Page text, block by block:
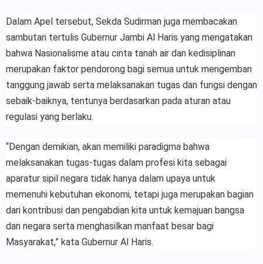
Dalam Apel tersebut, Sekda Sudirman juga membacakan
sambutan tertulis Gubernur Jambi Al Haris yang mengatakan
bahwa Nasionalisme atau cinta tanah air dan kedisiplinan
merupakan faktor pendorong bagi semua untuk mengemban
tanggung jawab serta melaksanakan tugas dan fungsi dengan
sebaik-baiknya, tentunya berdasarkan pada aturan atau
regulasi yang berlaku.
“Dengan demikian, akan memiliki paradigma bahwa
melaksanakan tugas-tugas dalam profesi kita sebagai
aparatur sipil negara tidak hanya dalam upaya untuk
memenuhi kebutuhan ekonomi, tetapi juga merupakan bagian
dari kontribusi dan pengabdian kita untuk kemajuan bangsa
dan negara serta menghasilkan manfaat besar bagi
Masyarakat,” kata Gubernur Al Haris.